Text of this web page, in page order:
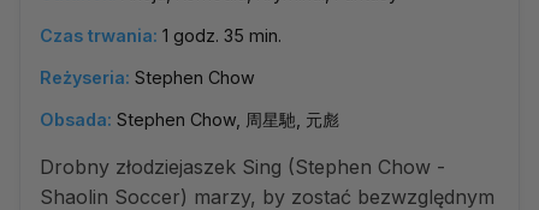
Czas trwania: 1 godz. 35 min.
Reżyseria: Stephen Chow
Obsada: Stephen Chow, 周星馳, 元彪
Drobny złodziejaszek Sing (Stephen Chow -
Shaolin Soccer) marzy, by zostać bezwzględnym